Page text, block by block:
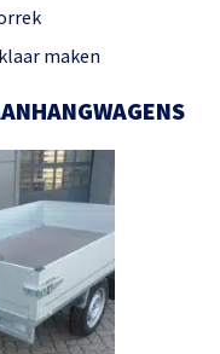
maken